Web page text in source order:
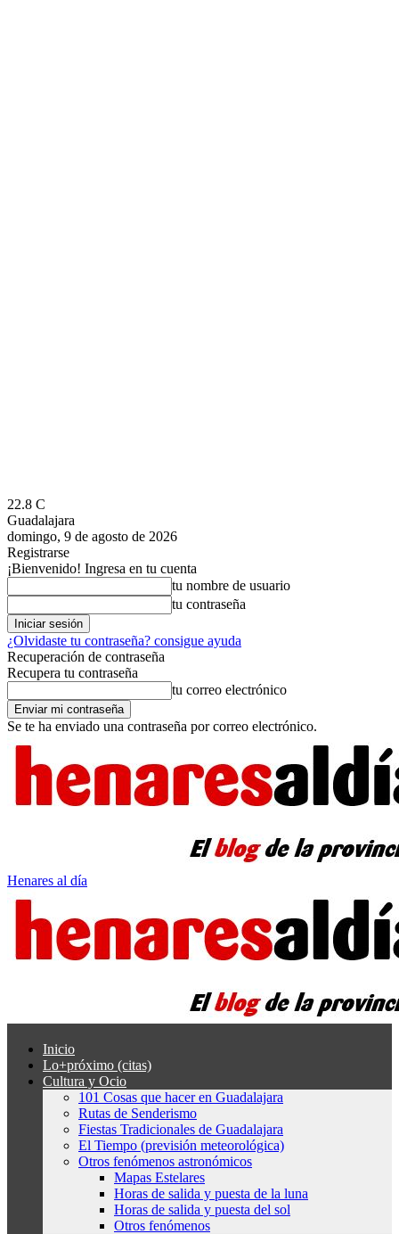
22.8 C
Guadalajara
domingo, 9 de agosto de 2026
Registrarse
¡Bienvenido! Ingresa en tu cuenta
tu nombre de usuario
tu contraseña
¿Olvidaste tu contraseña? consigue ayuda
Recuperación de contraseña
Recupera tu contraseña
tu correo electrónico
Se te ha enviado una contraseña por correo electrónico.
Henares al día
Inicio
Lo+próximo (citas)
Cultura y Ocio
101 Cosas que hacer en Guadalajara
Rutas de Senderismo
Fiestas Tradicionales de Guadalajara
El Tiempo (previsión meteorológica)
Otros fenómenos astronómicos
Mapas Estelares
Horas de salida y puesta de la luna
Horas de salida y puesta del sol
Otros fenómenos